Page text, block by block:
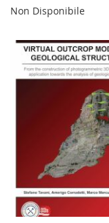
Non Disponibile